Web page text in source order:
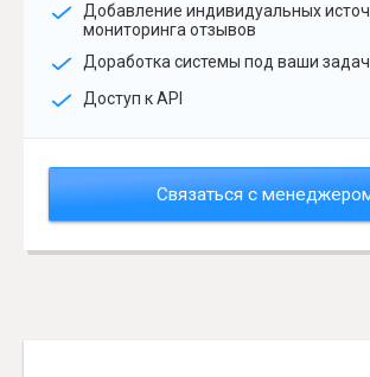
Добавление индивидуальных
мониторинга отзывов
Доработка системы под ваши
Доступ к API
Связаться с